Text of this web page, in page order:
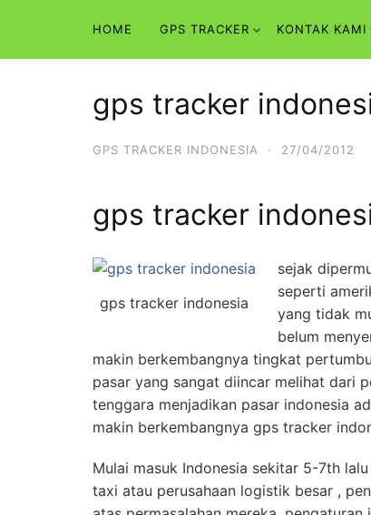
content
HOME GPS TRACKER KONTAK KAMI
gps tracker
GPS TRACKER INDONESIA · 27/04/2012
gps tracker
gps tracker indonesia
sejak
seperti
yang tidak
belum
makin berkembangnya tingkat
pasar yang sangat diincar melihat dari
tenggara menjadikan pasar indonesia
makin berkembangnya gps tracker
Mulai masuk Indonesia sekitar 5-7th
taxi atau perusahaan logistik besar ,